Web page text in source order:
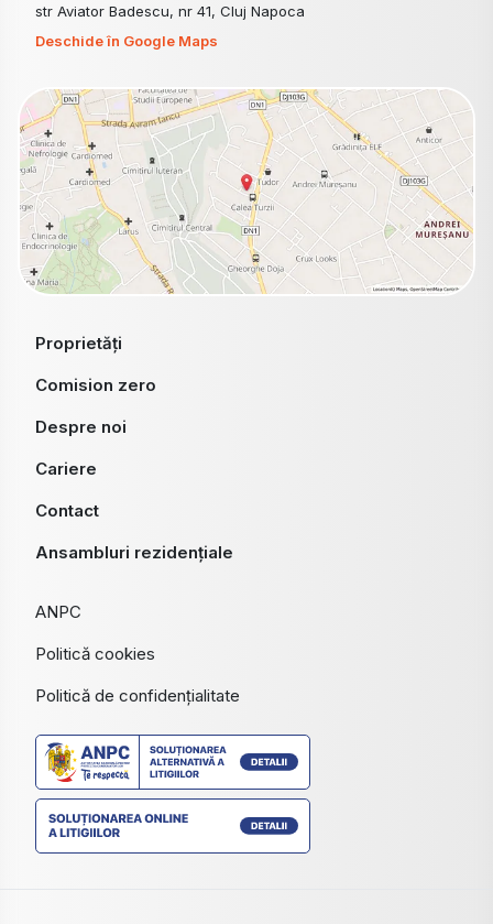
str Aviator Badescu, nr 41, Cluj Napoca
Deschide în Google Maps
Proprietăți
Comision zero
Despre noi
Cariere
Contact
Ansambluri rezidențiale
ANPC
Politică cookies
Politică de confidențialitate